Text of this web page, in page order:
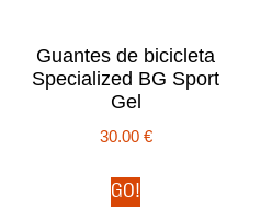
Guantes de bicicleta
Specialized BG Sport
Gel
30.00 €
GO!